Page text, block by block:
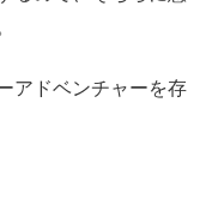
アドベンチャーを存